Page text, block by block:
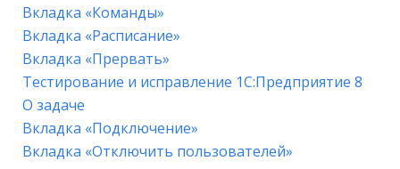
Вкладка «Команды»
Вкладка «Расписание»
Вкладка «Прервать»
Тестирование и исправление 1С:Предприятие 8
О задаче
Вкладка «Подключение»
Вкладка «Отключить пользователей»